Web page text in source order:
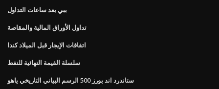
ببي بعد ساعات التداول
تداول الأوراق المالية والمقاصة
اتفاقات الإيجار قبل الميلاد كندا
سلسلة القيمة النهائية للنفط
ستاندرد اند بورز 500 الرسم البياني التاريخي ياهو